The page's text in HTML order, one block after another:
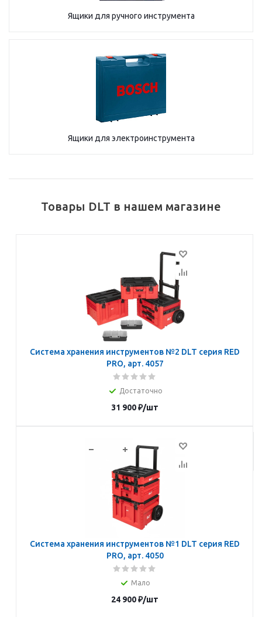
Ящики для ручного инструмента
Ящики для электроинструмента
Товары DLT в нашем магазине
Система хранения инструментов №2 DLT серия RED
PRO, арт. 4057
Достаточно
31 900₽/шт
В корзину
Система хранения инструментов №1 DLT серия RED
PRO, арт. 4050
Мало
24 900₽/шт